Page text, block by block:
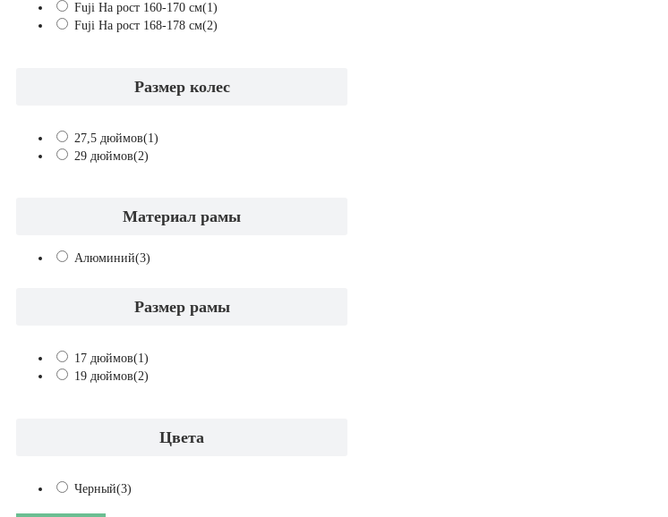
Fuji На рост 160-170 см(1)
Fuji На рост 168-178 см(2)
Размер колес
27,5 дюймов(1)
29 дюймов(2)
Материал рамы
Алюминий(3)
Размер рамы
17 дюймов(1)
19 дюймов(2)
Цвета
Черный(3)